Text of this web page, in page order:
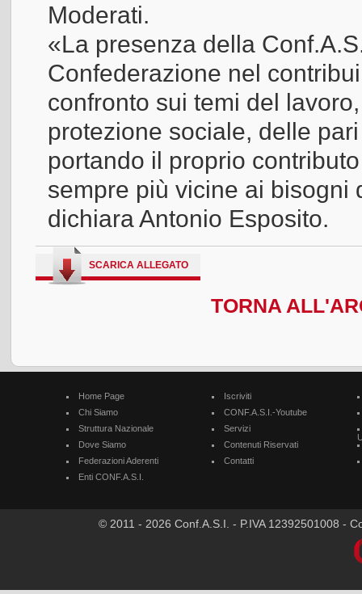
Moderati.
«La presenza della
Confederazione nel
confronto sui temi del
protezione sociale, delle
portando il proprio
sempre più vicine ai bisogni
dichiara Antonio Esposito.
SCARICA ALLEGATO
TORNA
Home Page
Chi Siamo
Struttura Nazionale
Dove Siamo
Federazioni Aderenti
Enti CONF.A.S.I.
Iscriviti
CONF.A.S.I.-Youtube
Servizi
Contenuti Riservati
Contatti
© 2011 - 2026 Conf.A.S.I. - P.IVA 12392501008 -